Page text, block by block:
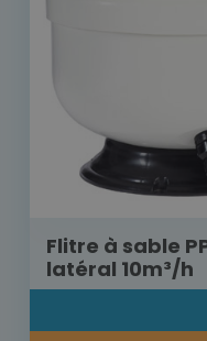
Flitre à sable
latéral 10m³/h